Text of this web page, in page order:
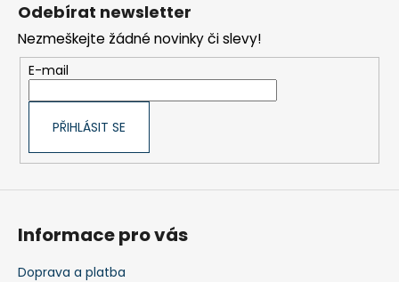
Odebírat newsletter
Nezmeškejte žádné novinky či slevy!
E-mail
PŘIHLÁSIT SE
Informace pro vás
Doprava a platba